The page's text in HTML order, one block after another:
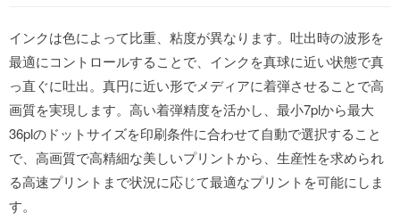
インクは色によって比重、粘度が異なります。吐出時の波形を
最適にコントロールすることで、インクを真球に近い状態で真
っ直ぐに吐出。真円に近い形でメディアに着弾させることで高
画質を実現します。高い着弾精度を活かし、最小7plから最大
36plのドットサイズを印刷条件に合わせて自動で選択すること
で、高画質で高精細な美しいプリントから、生産性を求められ
る高速プリントまで状況に応じて最適なプリントを可能にしま
す。